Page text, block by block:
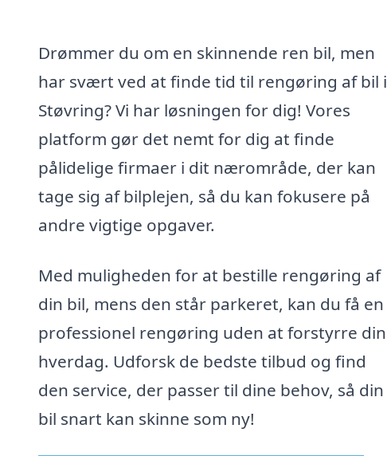
Drømmer du om en skinnende ren bil, men
har svært ved at finde tid til rengøring af bil i
Støvring? Vi har løsningen for dig! Vores
platform gør det nemt for dig at finde
pålidelige firmaer i dit nærområde, der kan
tage sig af bilplejen, så du kan fokusere på
andre vigtige opgaver.
Med muligheden for at bestille rengøring af
din bil, mens den står parkeret, kan du få en
professionel rengøring uden at forstyrre din
hverdag. Udforsk de bedste tilbud og find
den service, der passer til dine behov, så din
bil snart kan skinne som ny!